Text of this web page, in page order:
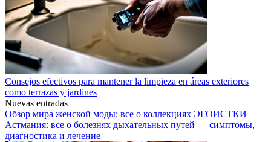
Consejos efectivos para mantener la limpieza en áreas exteriores
como terrazas y jardines
Nuevas entradas
Обзор мира женской моды: все о коллекциях ЭГОИСТКИ
Астмания: все о болезнях дыхательных путей — симптомы,
диагностика и лечение